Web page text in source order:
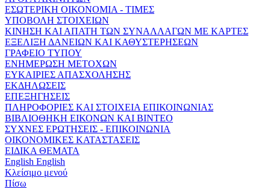
ΕΣΩΤΕΡΙΚΗ ΟΙΚΟΝΟΜΙΑ - ΤΙΜΕΣ
ΥΠΟΒΟΛΗ ΣΤΟΙΧΕΙΩΝ
ΚΙΝΗΣΗ ΚΑΙ ΑΠΑΤΗ ΤΩΝ ΣΥΝΑΛΛΑΓΩΝ ΜΕ ΚΑΡΤΕΣ
ΕΞΕΛΙΞΗ ΔΑΝΕΙΩΝ ΚΑΙ ΚΑΘΥΣΤΕΡΗΣΕΩΝ
ΓΡΑΦΕΙΟ ΤΥΠΟΥ
ΕΝΗΜΕΡΩΣΗ ΜΕΤΟΧΩΝ
ΕΥΚΑΙΡΙΕΣ ΑΠΑΣΧΟΛΗΣΗΣ
ΕΚΔΗΛΩΣΕΙΣ
ΕΠΕΞΗΓΗΣΕΙΣ
ΠΛΗΡΟΦΟΡΙΕΣ ΚΑΙ ΣΤΟΙΧΕΙΑ ΕΠΙΚΟΙΝΩΝΙΑΣ
ΒΙΒΛΙΟΘΗΚΗ ΕΙΚΟΝΩΝ ΚΑΙ ΒΙΝΤΕΟ
ΣΥΧΝΕΣ ΕΡΩΤΗΣΕΙΣ - ΕΠΙΚΟΙΝΩΝΙΑ
ΟΙΚΟΝΟΜΙΚΕΣ ΚΑΤΑΣΤΑΣΕΙΣ
ΕΙΔΙΚΑ ΘΕΜΑΤΑ
English English
Κλείσιμο μενού
Πίσω